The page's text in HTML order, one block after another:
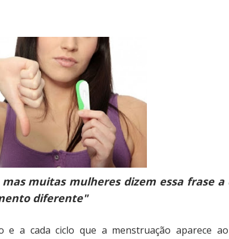
muitas mulheres dizem essa frase a
diferente"
e a cada ciclo que a menstruação aparece